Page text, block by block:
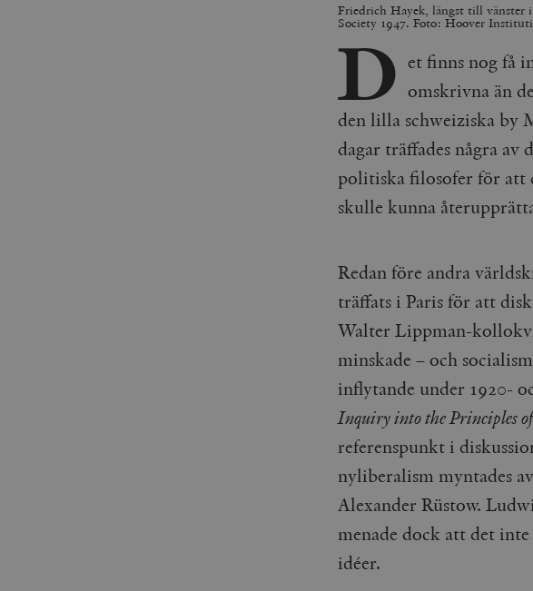
Friedrich Hayek, längst till
Society 1947. Foto: Hoover
D et finns nog få
omskrivna än
den lilla schweiziska by
dagar träffades några
politiska filosofer för att
skulle kunna
Redan före andra
träffats i Paris för att
Walter Lippman-
minskade – och
inflytande under 1920-
Inquiry into the Principles
referenspunkt i
nyliberalism myntades
Alexander Rüstow.
menade dock att det
idéer.